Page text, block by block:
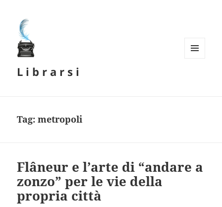
L i b r a r s i
Tag:metropoli
Flâneur e l’arte di “andare a
zonzo” per le vie della
propria città